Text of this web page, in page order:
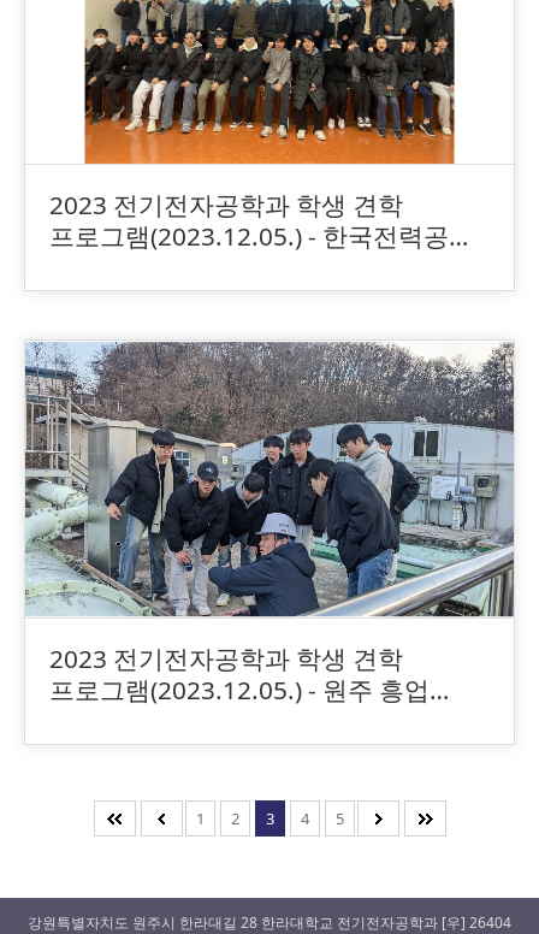
2023 전기전자공학과 학생 견학
프로그램(2023.12.05.) - 한국전력공사
2023 전기전자공학과 학생 견학
프로그램(2023.12.05.) - 원주 흥업
1 2 3 4 5
강원특별자치도 원주시 한라대길 28 한라대학교 전기전자공학과 [우] 26404